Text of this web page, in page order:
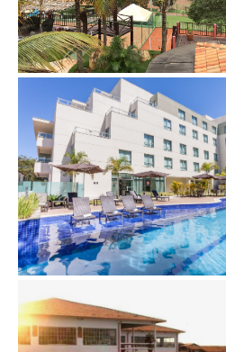
Capitólio: Balneário do Lago Hotel
Lagoa Santa: eSuits Hotel e Spa